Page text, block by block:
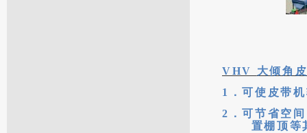
VHV 大倾角
1
．可使皮带
2 ．可节省空
置棚顶等